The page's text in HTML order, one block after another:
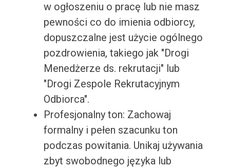
w ogłoszeniu o pracę lub nie masz
pewności co do imienia odbiorcy,
dopuszczalne jest użycie ogólnego
pozdrowienia, takiego jak "Drogi
Menedżerze ds. rekrutacji" lub
"Drogi Zespole Rekrutacyjnym
Odbiorca".
Profesjonalny ton: Zachowaj
formalny i pełen szacunku ton
podczas powitania. Unikaj używania
zbyt swobodnego języka lub